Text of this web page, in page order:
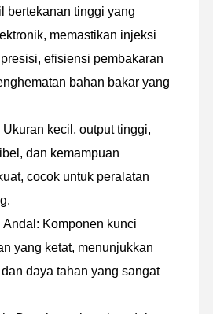
Pertunjukan
VR
Tentang
Kami
bertekanan tinggi yang
memastikan injeksi
efisiensi pembakaran
bahan bakar yang
kecil, output tinggi,
dan kemampuan
cocok untuk peralatan
Andal: Komponen kunci
yang ketat, menunjukkan
daya tahan yang sangat